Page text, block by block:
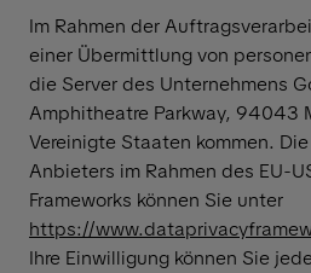
Im Rahmen der
einer Übermittlung von
die Server des Unternehmens
Amphitheatre Parkway, 94043
Vereinigte Staaten kommen.
Anbieters im Rahmen des EU-
Frameworks können Sie unter
https://
Ihre Einwilligung können Sie